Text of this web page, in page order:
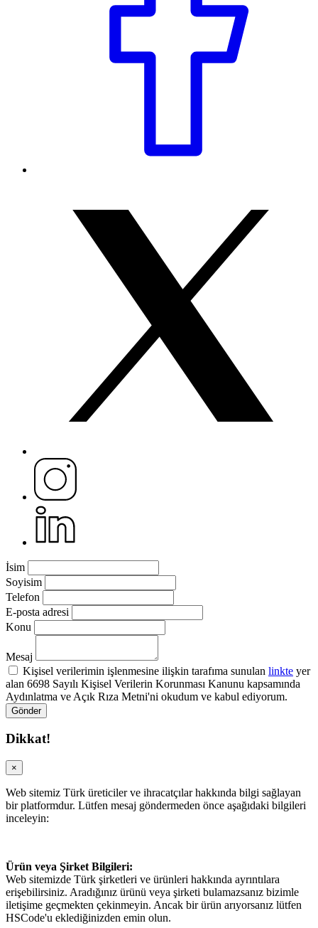
İsim
Soyisim
Telefon
E-posta adresi
Konu
Mesaj
Kişisel verilerimin işlenmesine ilişkin tarafıma sunulan linkte yer
alan 6698 Sayılı Kişisel Verilerin Korunması Kanunu kapsamında
Aydınlatma ve Açık Rıza Metni'ni okudum ve kabul ediyorum.
Gönder
Dikkat!
×
Web sitemiz Türk üreticiler ve ihracatçılar hakkında bilgi sağlayan
bir platformdur. Lütfen mesaj göndermeden önce aşağıdaki bilgileri
inceleyin:
Ürün veya Şirket Bilgileri:
Web sitemizde Türk şirketleri ve ürünleri hakkında ayrıntılara
erişebilirsiniz. Aradığınız ürünü veya şirketi bulamazsanız bizimle
iletişime geçmekten çekinmeyin. Ancak bir ürün arıyorsanız lütfen
HSCode'u eklediğinizden emin olun.